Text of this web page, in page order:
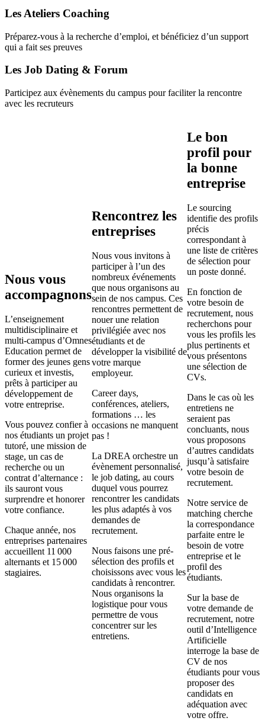
Les Ateliers Coaching
Préparez-vous à la recherche d’emploi, et bénéficiez d’un support
qui a fait ses preuves
Les Job Dating & Forum
Participez aux évènements du campus pour faciliter la rencontre
avec les recruteurs
Nous vous
accompagnons
L’enseignement
multidisciplinaire et
multi-campus d’Omnes
Education permet de
former des jeunes gens
curieux et investis,
prêts à participer au
développement de
votre entreprise.
Vous pouvez confier à
nos étudiants un projet
tutoré, une mission de
stage, un cas de
recherche ou un
contrat d’alternance :
ils sauront vous
surprendre et honorer
votre confiance.
Chaque année, nos
entreprises partenaires
accueillent 11 000
alternants et 15 000
stagiaires.
Rencontrez les
entreprises
Nous vous invitons à
participer à l’un des
nombreux événements
que nous organisons au
sein de nos campus. Ces
rencontres permettent de
nouer une relation
privilégiée avec nos
étudiants et de
développer la visibilité de
votre marque
employeur.
Career days,
conférences, ateliers,
formations … les
occasions ne manquent
pas !
La DREA orchestre un
évènement personnalisé,
le job dating, au cours
duquel vous pourrez
rencontrer les candidats
les plus adaptés à vos
demandes de
recrutement.
Nous faisons une pré-
sélection des profils et
choisissons avec vous les
candidats à rencontrer.
Nous organisons la
logistique pour vous
permettre de vous
concentrer sur les
entretiens.
Le bon
profil pour
la bonne
entreprise
Le sourcing
identifie des profils
précis
correspondant à
une liste de critères
de sélection pour
un poste donné.
En fonction de
votre besoin de
recrutement, nous
recherchons pour
vous les profils les
plus pertinents et
vous présentons
une sélection de
CVs.
Dans le cas où les
entretiens ne
seraient pas
concluants, nous
vous proposons
d’autres candidats
jusqu’à satisfaire
votre besoin de
recrutement.
Notre service de
matching cherche
la correspondance
parfaite entre le
besoin de votre
entreprise et le
profil des
étudiants.
Sur la base de
votre demande de
recrutement, notre
outil d’Intelligence
Artificielle
interroge la base de
CV de nos
étudiants pour vous
proposer des
candidats en
adéquation avec
votre offre.